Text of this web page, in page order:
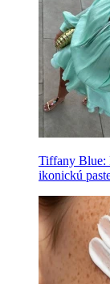
Tiffany Blue:
ikonickú